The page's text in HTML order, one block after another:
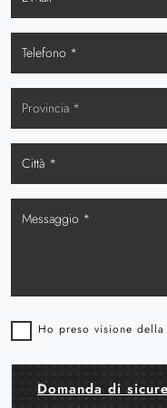
Ho preso visione della
Domanda di